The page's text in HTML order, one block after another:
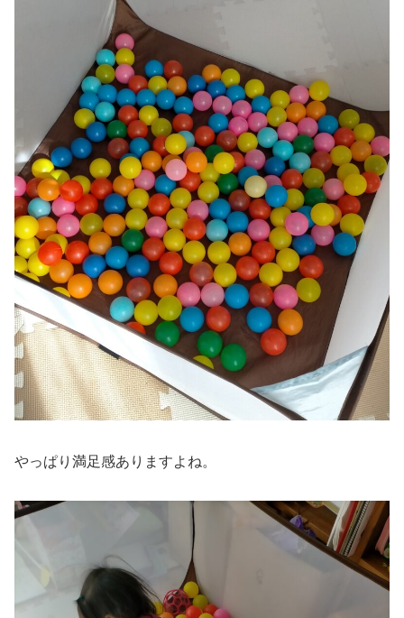
やっぱり満足感ありますよね。